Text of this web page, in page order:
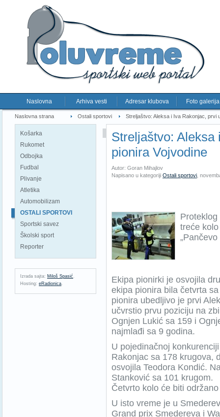
Naslovna Arhiva vesti Adresar klubova Foto galerija
Naslovna strana Ostali sportovi Streljaštvo: Aleksa i Iva Rakonjac, prvi
Košarka
Rukomet
Odbojka
Fudbal
Plivanje
Atletika
Automobilizam
OSTALI SPORTOVI
Sportski savez
Školski sport
Reporter
Izrada sajta: Miloš Spasić .
Hosting: eRadionica.
Streljaštvo:
pionira Vojvodine
Autor: Goran Mihajlov
Napisano u kategoriji Ostali sportovi
treće
Ekipa pionirki je osvojila
ekipa pionira bila četvrta
pionira ubedljivo je prvi
učvrstio prvu poziciju na
Ognjen Lukić sa 159 i
najmlađi sa 9 godina.
U pojedinačnoj
Rakonjac sa 178 krugova,
osvojila Teodora Kondić.
Stanković sa 101 krugom.
Četvrto kolo će biti
U isto vreme je u
Grand prix Smedereva i